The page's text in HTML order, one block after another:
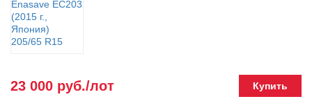
23 000 руб./лот Купить